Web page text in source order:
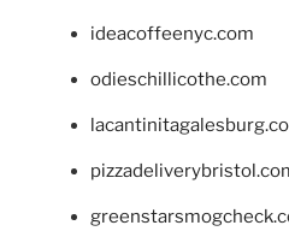
ideacoffeenyc.com
odieschillicothe.com